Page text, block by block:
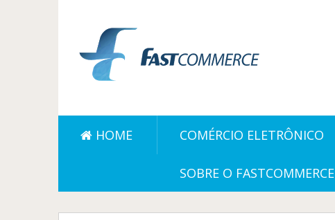
HOME COMÉRCIO ELETRÔNICO
SOBRE O FASTCOMMERCE